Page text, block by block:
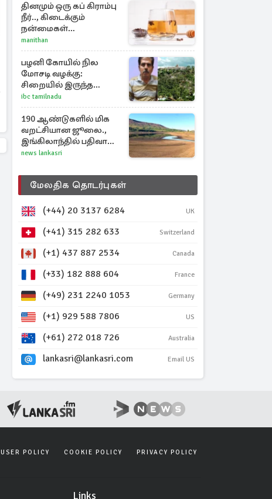
தினமும் ஒரு கப் கிராம்பு
நீர்.., கிடைக்கும்
நன்மைகள்
என்னென்ன?
manithan
பழனி கோயில் நில
மோசடி வழக்கு:
சிறையில் இருந்த
அன்வர்தீன் மரணம்
ibc tamilnadu
190 ஆண்டுகளில் மிக
வறட்சியான ஜூலை.,
இங்கிலாந்தில் பதிவான
வானிலை சாதனை
news lankasri
மேலதிக தொடர்புகள்
(+44) 20 3137 6284 UK
(+41) 315 282 633 Switzerland
(+1) 437 887 2534 Canada
(+33) 182 888 604 France
(+49) 231 2240 1053 Germany
(+1) 929 588 7806 US
(+61) 272 018 726 Australia
lankasri@lankasri.com Email US
USER POLICY COOKIE POLICY PRIVACY POLICY
Links